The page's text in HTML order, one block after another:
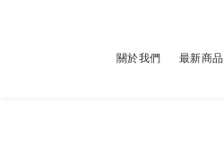
關於我們 最新商品